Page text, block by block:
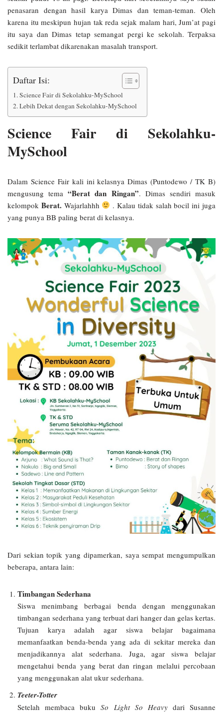
penasaran dengan hasil karya Dimas dan teman-teman. Oleh
karena itu meskipun hujan tak reda sejak malam hari, Jum’at pagi
itu saya dan Dimas tetap semangat pergi ke sekolah. Terpaksa
sedikit terlambat dikarenakan masalah transport.
Daftar Isi:
Science Fair di Sekolahku-MySchool
Lebih Dekat dengan Sekolahku-MySchool
Science Fair di Sekolahku-
MySchool
Dalam Science Fair kali ini kelasnya Dimas (Puntodewo / TK B)
mengusung tema“Berat dan Ringan”. Dimas sendiri masuk
kelompok Berat. Wajarlahhh
. Kalau tidak salah bocil ini juga
yang punya BB paling berat di kelasnya.
Dari sekian topik yang dipamerkan, saya sempat mengumpulkan
beberapa, antara lain:
Timbangan Sederhana
Siswa menimbang berbagai benda dengan menggunakan
timbangan sederhana yang terbuat dari hanger dan gelas kertas.
Tujuan karya adalah agar siswa belajar bagaimana
memanfaatkan benda-benda yang ada di sekitar mereka dan
menjadikannya alat sederhana. Juga, agar siswa belajar
mengetahui benda yang berat dan ringan melalui percobaan
yang menggunakan alat ukur sederhana.
Teeter-Totter
Setelah membaca bukuSo Light So Heavydari Susanne